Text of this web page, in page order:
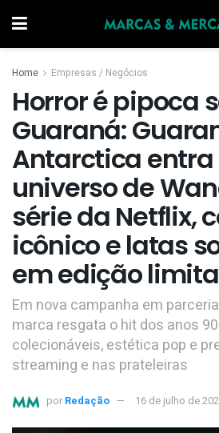
Home Empresas / Negócios
Horror é pipoca
Guaraná:
Antarctica entra
universo de
série da Netflix,
icônico e latas
em edição
Em nova campanha em
marca resgata o hit dos anos
colecionáveis, estética pop e
streaming e nas prateleiras
por Redação 16 de julho de